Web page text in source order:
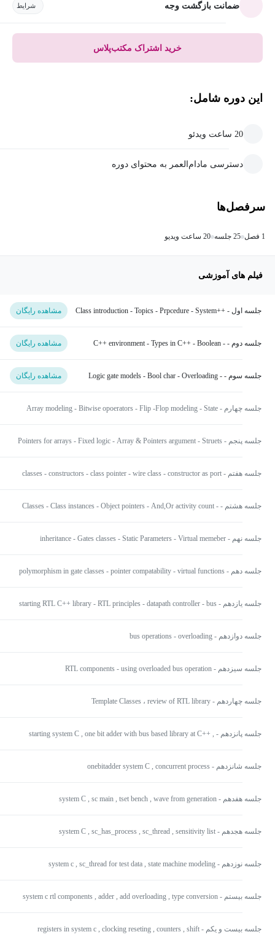
ضمانت بازگشت وجه شرایط
خرید اشتراک مکتب‌پلاس
این دوره شامل:
20 ساعت ویدئو
دسترسی مادام‌العمر به محتوای دوره
سرفصل‌ها
1 فصل 25 جلسه 20 ساعت ویدیو
فیلم های آموزشی
جلسه اول - ++Class introduction - Topics - Prpcedure - System
مشاهده رایگان
جلسه دوم - C++ environment - Types in C++ - Boolean -
مشاهده رایگان
جلسه سوم - Logic gate models - Bool char - Overloading -
مشاهده رایگان
جلسه چهارم - Array modeling - Bitwise opoerators - Flip -Flop modeling - State
جلسه پنجم - Pointers for arrays - Fixed logic - Array & Pointers argument - Struets
جلسه هفتم - classes - constructors - class pointer - wire class - constructor as port
جلسه هشتم - Classes - Class instances - Object pointers - And,Or activity count -
جلسه نهم - inheritance - Gates classes - Static Parameters - Virtual memeber
جلسه دهم - polymorphism in gate classes - pointer compatability - virtual functions
جلسه یازدهم - starting RTL C++ library - RTL principles - datapath controller - bus
جلسه دوازدهم - bus operations - overloading
جلسه سیزدهم - RTL components - using overloaded bus operation
جلسه چهاردهم - Template Classes ، review of RTL library
جلسه پانزدهم - starting system C , one bit adder with bus based library at C++ ,
جلسه شانزدهم - onebitadder system C , concurrent process
جلسه هفدهم - system C , sc main , tset bench , wave from generation
جلسه هجدهم - system C , sc_has_process , sc_thread , sensitivity list
جلسه نوزدهم - system c , sc_thread for test data , state machine modeling
جلسه بیستم - system c rtl components , adder , add overloading , type conversion
جلسه بیست و یکم - registers in system c , clocking reseting , counters , shift